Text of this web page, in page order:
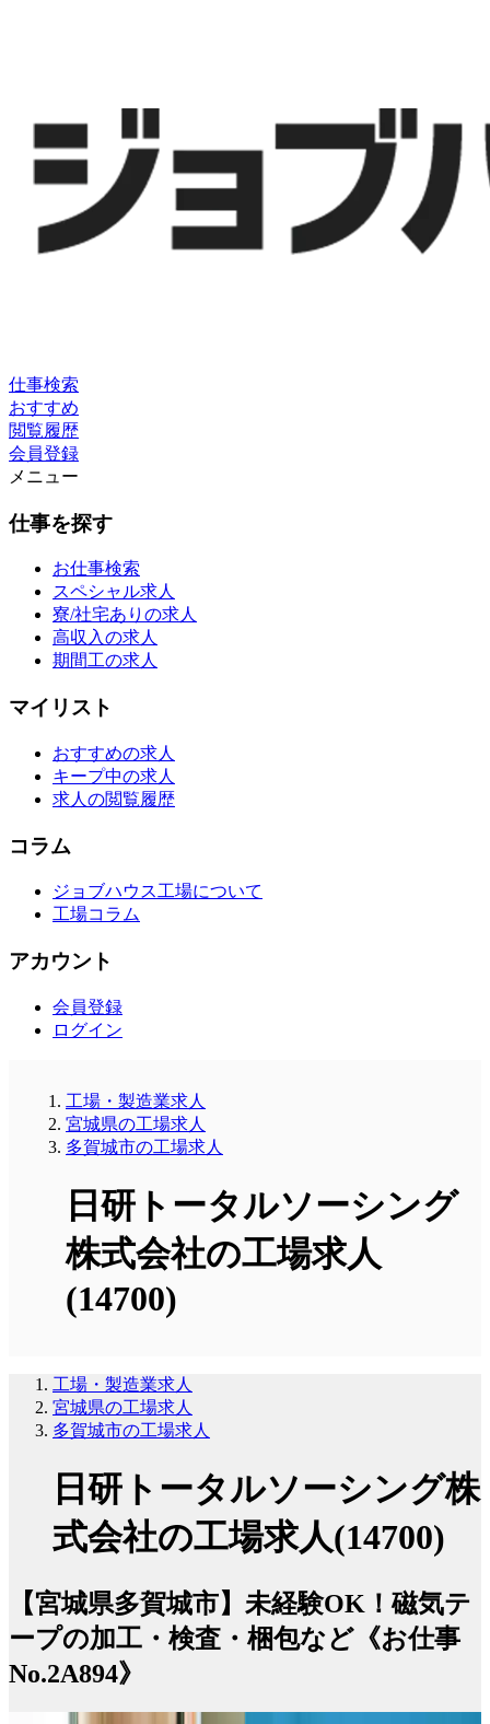
仕事検索
おすすめ
閲覧履歴
会員登録
メニュー
仕事を探す
お仕事検索
スペシャル求人
寮/社宅ありの求人
高収入の求人
期間工の求人
マイリスト
おすすめの求人
キープ中の求人
求人の閲覧履歴
コラム
ジョブハウス工場について
工場コラム
アカウント
会員登録
ログイン
工場・製造業求人
宮城県の工場求人
多賀城市の工場求人
日研トータルソーシング
株式会社の工場求人
(14700)
工場・製造業求人
宮城県の工場求人
多賀城市の工場求人
日研トータルソーシング株
式会社の工場求人(14700)
【宮城県多賀城市】未経験OK！磁気テ
ープの加工・検査・梱包など《お仕事
No.2A894》